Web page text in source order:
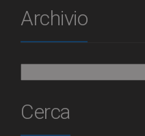
Archivio
Cerca